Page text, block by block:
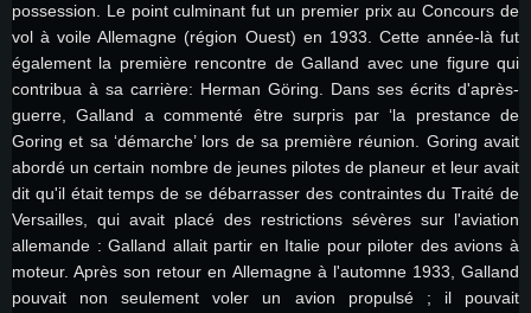
possession. Le point culminant fut un premier prix au Concours de
vol à voile Allemagne (région Ouest) en 1933. Cette année-là fut
également la première rencontre de Galland avec une figure qui
contribua à sa carrière: Herman Göring. Dans ses écrits d'après-
guerre, Galland a commenté être surpris par ‘la prestance de
Goring et sa ‘démarche’ lors de sa première réunion. Goring avait
abordé un certain nombre de jeunes pilotes de planeur et leur avait
dit qu'il était temps de se débarrasser des contraintes du Traité de
Versailles, qui avait placé des restrictions sévères sur l'aviation
allemande : Galland allait partir en Italie pour piloter des avions à
moteur. Après son retour en Allemagne à l'automne 1933, Galland
pouvait non seulement voler un avion propulsé ; il pouvait